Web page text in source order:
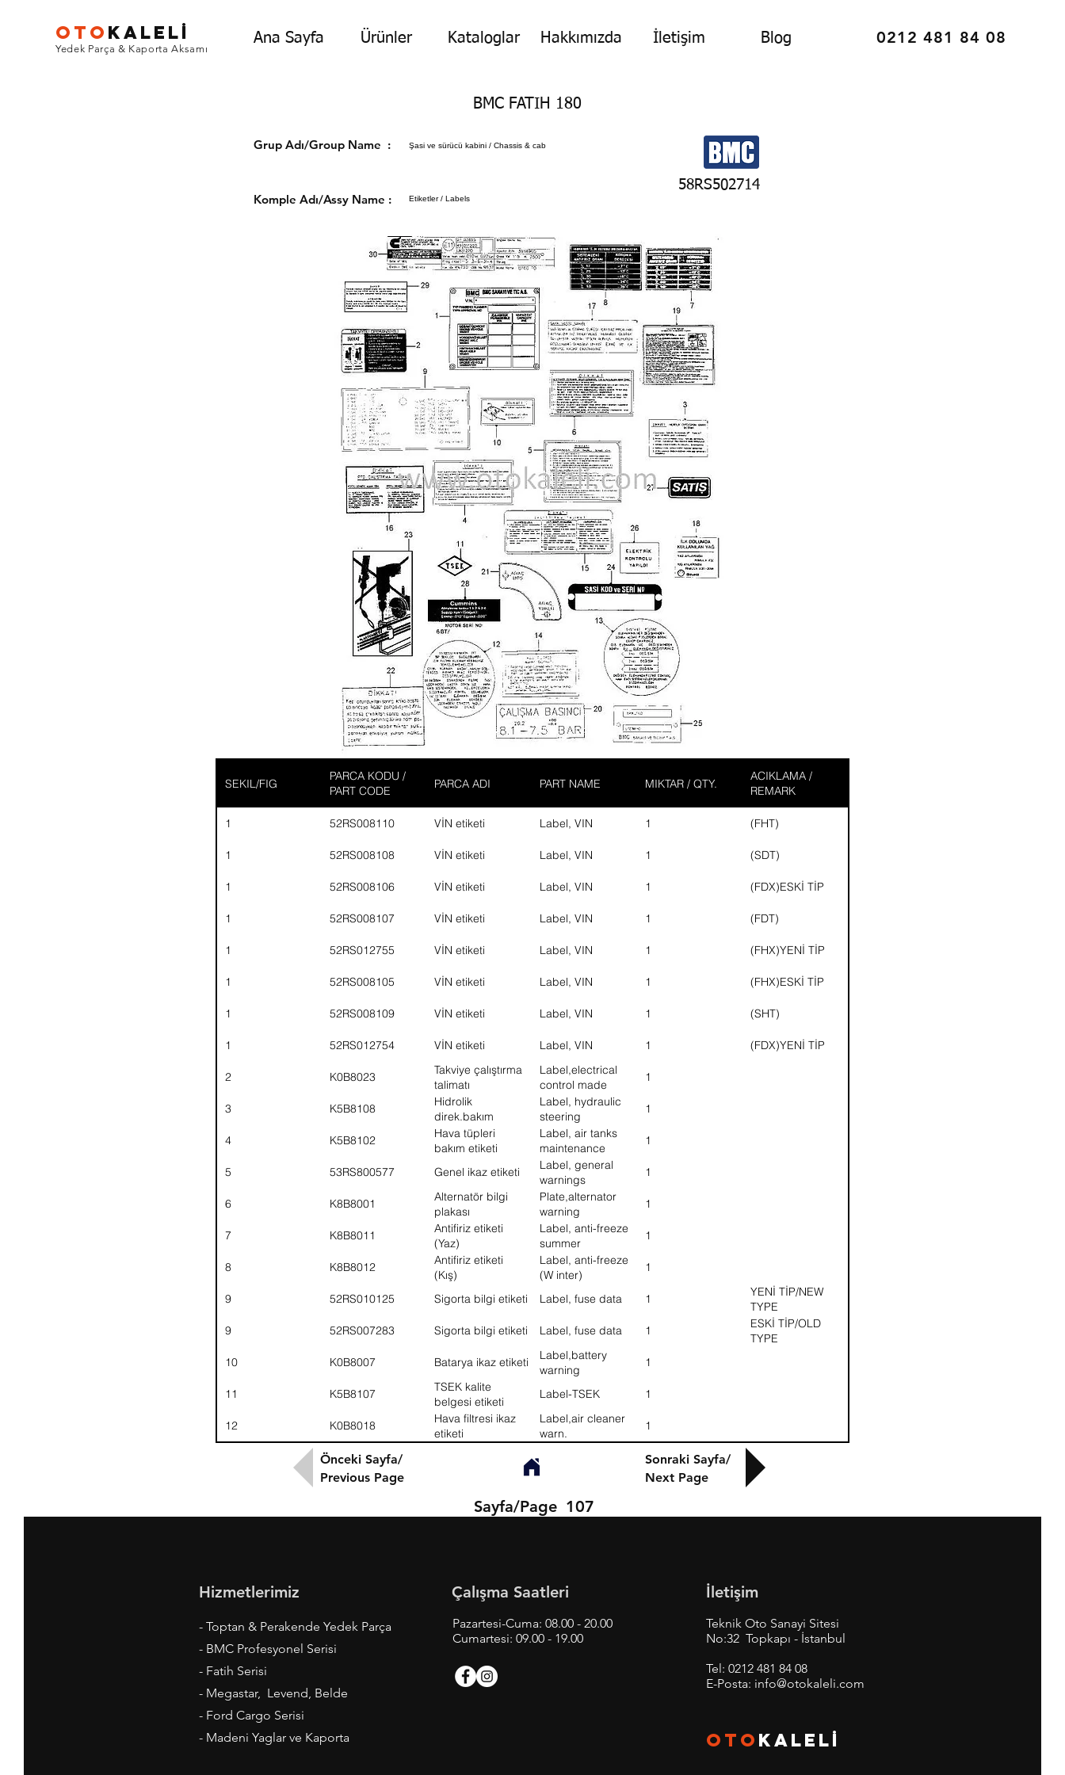
Ana Sayfa Ürünler Kataloglar Hakkımızda İletişim Blog
OTO KALELİ 0212 481 84 08
Yedek Parça & Kaporta Aksamı
BMC FATIH 180
Grup Adı/Group Name :Şasi ve sürücü kabini / Chassis & cab
Komple Adı/Assy Name : Etiketler / Labels
58RS502714
SEKIL/FIG
PARCA KODU /
PART CODE
PARCA ADI PART NAME MIKTAR / QTY.
ACIKLAMA /
REMARK
1 52RS008110 VİN etiketi Label, VIN 1 (FHT)
1 52RS008108 VİN etiketi Label, VIN 1 (SDT)
1 52RS008106 VİN etiketi Label, VIN 1 (FDX)ESKİ TİP
1 52RS008107 VİN etiketi Label, VIN 1 (FDT)
1 52RS012755 VİN etiketi Label, VIN 1 (FHX)YENİ TİP
1 52RS008105 VİN etiketi Label, VIN 1 (FHX)ESKİ TİP
1 52RS008109 VİN etiketi Label, VIN 1 (SHT)
1 52RS012754 VİN etiketi Label, VIN 1 (FDX)YENİ TİP
2 K0B8023
Takviye çalıştırma
talimatı
Label,electrical
control made
1
3 K5B8108
Hidrolik
direk.bakım
talimatı
Label, hydraulic
steering
1
4 K5B8102
Hava tüpleri
bakım etiketi
Label, air tanks
maintenance
1
5 53RS800577 Genel ikaz etiketi
Label, general
warnings
1
6 K8B8001
Alternatör bilgi
plakası
Plate,alternator
warning
1
7 K8B8011
Antifiriz etiketi
(Yaz)
Label, anti-freeze
summer
1
8 K8B8012
Antifiriz etiketi
(Kış)
Label, anti-freeze
(W inter)
1
9 52RS010125 Sigorta bilgi etiketi Label, fuse data 1
YENİ TİP/NEW
TYPE
9
52RS007283 Sigorta bilgi etiketi Label, fuse data 1
ESKİ TİP/OLD
TYPE
10
K0B8007 Batarya ikaz etiketi
Label,battery
warning
1
11 K5B8107
TSEK kalite
belgesi etiketi
Label-TSEK 1
12 K0B8018
Hava filtresi ikaz
etiketi
Label,air cleaner
warn.
1
Önceki Sayfa/
Previous Page
Sonraki Sayfa/
Next Page
Sayfa/Page 107
Hizmetlerimiz
- Toptan & Perakende Yedek Parça
- BMC Profesyonel Serisi
- Fatih Serisi
- Megastar, Levend, Belde
- Ford Cargo Serisi
- Madeni Yaglar ve Kaporta
Çalışma Saatleri
Pazartesi-Cuma: 08.00 - 20.00
Cumartesi: 09.00 - 19.00
İletişim
Teknik Oto Sanayi Sitesi
No:32 Topkapı - İstanbul
Tel: 0212 481 84 08
E-Posta: info@otokaleli.com
OTO KALELİ